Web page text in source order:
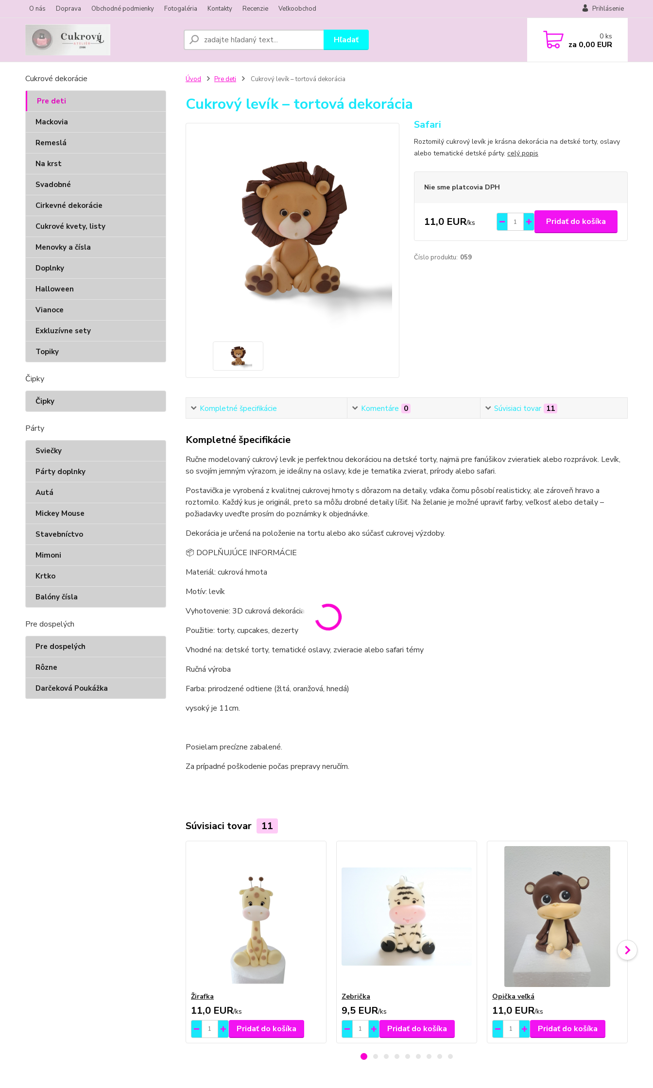
O nás Doprava Obchodné podmienky Fotogaléria Kontakty Recenzie Veľkoobchod Prihlásenie
Hľadať 0 ks
za 0,00 EUR
Cukrové dekorácie
Pre deti
Mackovia
Remeslá
Na krst
Svadobné
Cirkevné dekorácie
Cukrové kvety, listy
Menovky a čísla
Doplnky
Halloween
Vianoce
Exkluzívne sety
Topiky
Čipky
Čipky
Párty
Sviečky
Párty doplnky
Autá
Mickey Mouse
Stavebníctvo
Mimoni
Krtko
Balóny čísla
Pre dospelých
Pre dospelých
Rôzne
Darčeková Poukážka
Úvod Pre deti Cukrový levík – tortová dekorácia
Cukrový levík – tortová dekorácia
Safari
Roztomilý cukrový levík je krásna dekorácia na detské torty, oslavy
alebo tematické detské párty. celý popis
Nie sme platcovia DPH
11,0 EUR/ks Pridať do košíka
Číslo produktu: 059
Kompletné špecifikácie Komentáre 0 Súvisiaci tovar 11
Kompletné špecifikácie
Ručne modelovaný cukrový levík je perfektnou dekoráciou na detské torty, najmä pre fanúšikov zvieratiek alebo rozprávok. Levík,
so svojím jemným výrazom, je ideálny na oslavy, kde je tematika zvierat, prírody alebo safari.
Postavička je vyrobená z kvalitnej cukrovej hmoty s dôrazom na detaily, vďaka čomu pôsobí realisticky, ale zároveň hravo a
roztomilo. Každý kus je originál, preto sa môžu drobné detaily líšiť. Na želanie je možné upraviť farby, veľkosť alebo detaily –
požiadavky uveďte prosím do poznámky k objednávke.
Dekorácia je určená na položenie na tortu alebo ako súčasť cukrovej výzdoby.
📦 DOPLŇUJÚCE INFORMÁCIE
Materiál: cukrová hmota
Motív: levík
Vyhotovenie: 3D cukrová dekorácia
Použitie: torty, cupcakes, dezerty
Vhodné na: detské torty, tematické oslavy, zvieracie alebo safari témy
Ručná výroba
Farba: prirodzené odtiene (žltá, oranžová, hnedá)
vysoký je 11cm.
Posielam precízne zabalené.
Za prípadné poškodenie počas prepravy neručím.
Súvisiaci tovar 11
Žirafka
11,0 EUR/ks
Pridať do košíka
Zebrička
9,5 EUR/ks
Pridať do košíka
Opička veľká
11,0 EUR/ks
Pridať do košíka